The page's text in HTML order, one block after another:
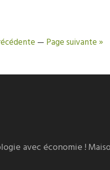
— Page suivante »
avec économie !